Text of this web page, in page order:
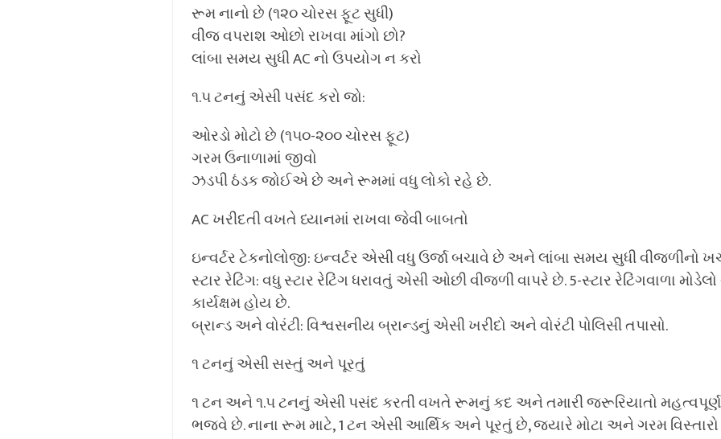
રૂમ નાનો છે (૧૨૦ ચોરસ ફૂટ સુધી)
વીજ વપરાશ ઓછો રાખવા માંગો છો?
લાંબા સમય સુધી AC નો ઉપયોગ ન કરો
૧.૫ ટનનું એસી પસંદ કરો જો:
ઓરડો મોટો છે (૧૫૦-૨૦૦ ચોરસ ફૂટ)
ગરમ ઉનાળામાં જીવો
ઝડપી ઠંડક જોઈએ છે અને રૂમમાં વધુ લોકો રહે છે.
AC ખરીદતી વખતે ધ્યાનમાં રાખવા જેવી બાબતો
ઇન્વર્ટર ટેકનોલોજી: ઇન્વર્ટર એસી વધુ ઉર્જા બચાવે છે અને લાંબા સમય સુધી વીજળીનો
સ્ટાર રેટિંગ: વધુ સ્ટાર રેટિંગ ધરાવતું એસી ઓછી વીજળી વાપરે છે. 5-સ્ટાર રેટિંગવાળા
કાર્યક્ષમ હોય છે.
બ્રાન્ડ અને વોરંટી: વિશ્વસનીય બ્રાન્ડનું એસી ખરીદો અને વોરંટી પોલિસી તપાસો.
૧ ટનનું એસી સસ્તું અને પૂરતું
૧ ટન અને ૧.૫ ટનનું એસી પસંદ કરતી વખતે રૂમનું કદ અને તમારી જરૂરિયાતો મહત્વપૂર્ણ
ભજવે છે. નાના રૂમ માટે, 1 ટન એસી આર્થિક અને પૂરતું છે, જ્યારે મોટા અને ગરમ વિસ્તારો